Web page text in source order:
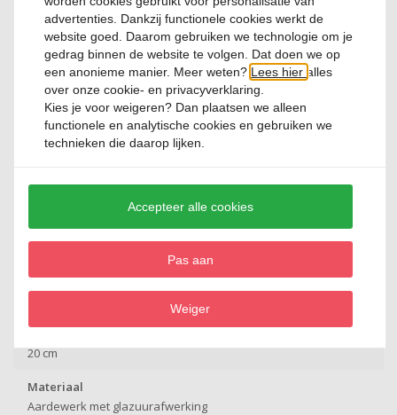
Artikelnummer
598303
Merk
Emile Henry
Kleur
Zwart
Hoogte
20 cm
Doorsnede
20 cm
Materiaal
Aardewerk met glazuurafwerking
advertenties. Dankzij functionele cookies werkt de
website goed. Daarom gebruiken we technologie om je
gedrag binnen de website te volgen. Dat doen we op
een anonieme manier. Meer weten?Lees hieralles
over onze cookie- en privacyverklaring.
Kies je voorweigeren? Dan plaatsen we alleen
functionele en analytische cookies en gebruiken we
technieken die daarop lijken.
Accepteer alle cookies
Pas aan
Weiger